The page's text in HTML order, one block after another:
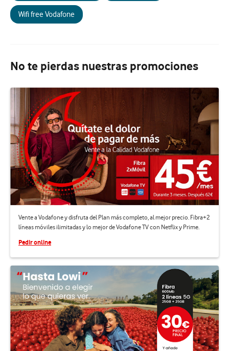
Wifi free Vodafone
No te pierdas nuestras promociones
Vente a Vodafone y disfruta del Plan más completo, al mejor precio. Fibra+2
líneas móviles ilimitadas y lo mejor de Vodafone TV con Netflix y Prime.
Pedir online